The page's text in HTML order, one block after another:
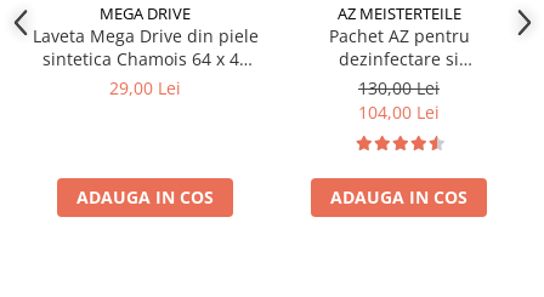
MEGA DRIVE
Laveta Mega Drive din piele
sintetica Chamois 64 x 43
cm
29,00 Lei
ADAUGA IN COS
AZ MEISTERTEILE
Pachet AZ pentru
dezinfectare si
improspatare instalatie
auto AC
130,00 Lei
104,00 Lei
ADAUGA IN COS